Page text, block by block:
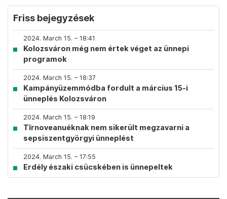
Friss bejegyzések
2024. March 15. – 18:41
Kolozsváron még nem értek véget az ünnepi
programok
2024. March 15. – 18:37
Kampányüzemmódba fordult a március 15-i
ünneplés Kolozsváron
2024. March 15. – 18:19
Tîrnoveanuéknak nem sikerült megzavarni a
sepsiszentgyörgyi ünneplést
2024. March 15. – 17:55
Erdély északi csücskében is ünnepeltek